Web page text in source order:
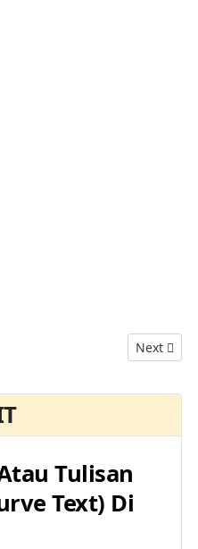
Banyak Dokumen Word
Next
Next
Tulisan
Text) Di